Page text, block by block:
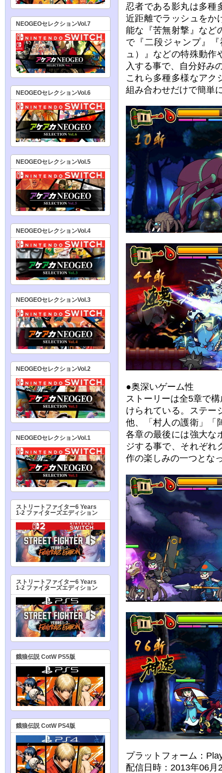
忍者である影丸は多種
近距離でラッシュをか
能な『苦無射撃』など
で『二段ジャンプ』
ュ）』などの特殊動作
入する事で、自分好み
これら多種多様なアク
組み合わせだけで簡単
●奥深いゲーム性
ストーリーは全5章で
けられている。ステー
他、「村人の護衛」「
各章の最後には強大な
ジする事で、それぞれ
作の楽しみの一つとな
プラットフォーム：
配信日時：2013年06月
NEOGEOセレクションVol.7
NEOGEOセレクションVol.6
NEOGEOセレクションVol.5
NEOGEOセレクションVol.4
NEOGEOセレクションVol.3
NEOGEOセレクションVol.2
NEOGEOセレクションVol.1
ストリートファイター6 Years
1-2 ファイターズエディション
ストリートファイター6 Years
1-2 ファイターズエディション
餓狼伝説 CotW PS5版
餓狼伝説 CotW PS4版